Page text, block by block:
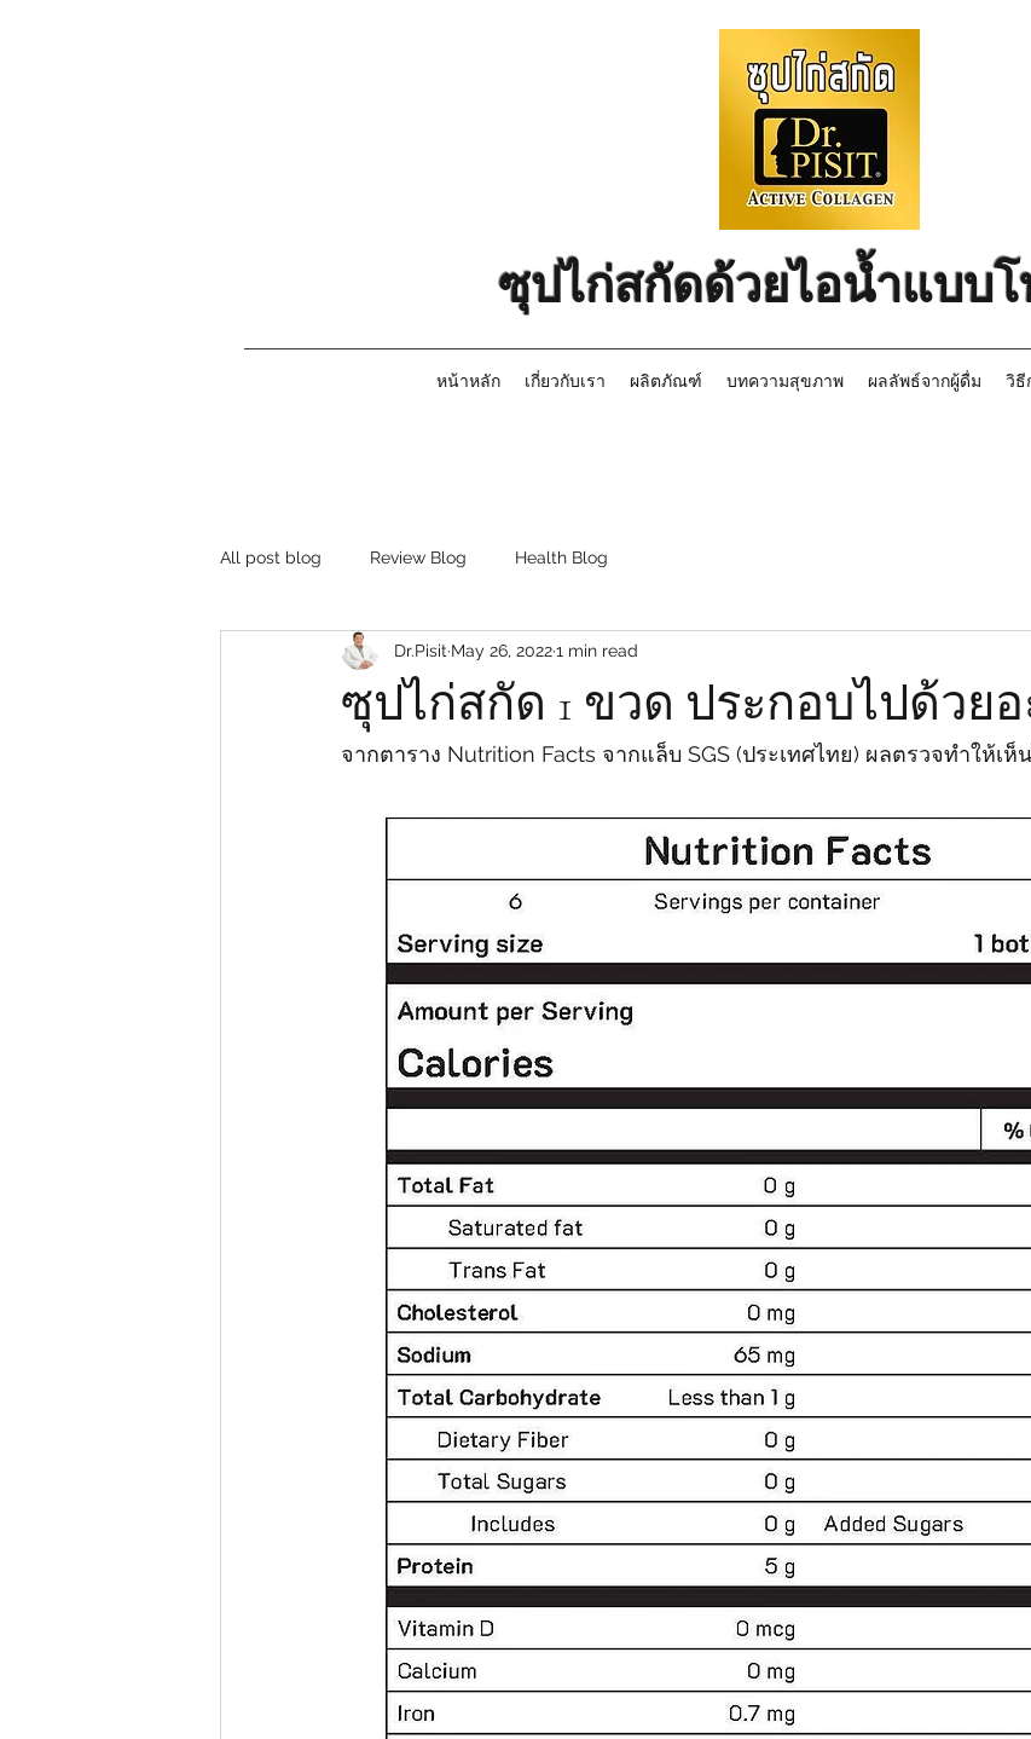
ซุปไก่สกัดด้วยไอน้ำแบบ
หน้าหลัก เกี่ยวกับเรา ผลิตภัณฑ์ บทความสุขภาพ ผลลัพธ์จากผู้ดื่ม วิธี
All post blog Review Blog Health Blog
ซุปไก่สกัด 1 ขวด ประกอบไปด้วยอ
Dr.Pisit May 26, 20221 min read
จากตาราง Nutrition Facts จากแล็บ SGS (ประเทศไทย) ผลตรวจทำให้เห็